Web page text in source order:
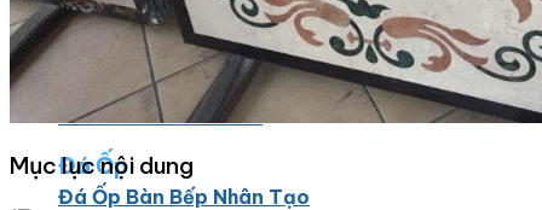
Đá Marble Màu Vàng
Đá Marble Màu Trắng
Đá Marble Màu Xanh
Đá Ốp
Đá Ốp Bàn Bếp Nhân Tạo​
Mục lục nội dung